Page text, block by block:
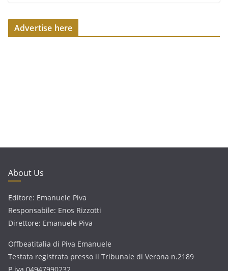
Advertise here
About Us
Editore: Emanuele Piva
Responsabile: Enos Rizzotti
Direttore: Emanuele Piva
Offbeatitalia di Piva Emanuele
Testata registrata presso il Tribunale di Verona n.2189